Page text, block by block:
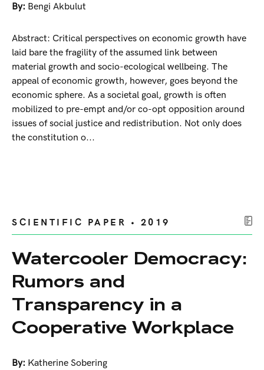
By: Bengi Akbulut
Abstract: Critical perspectives on economic growth have
laid bare the fragility of the assumed link between
material growth and socio-ecological wellbeing. The
appeal of economic growth, however, goes beyond the
economic sphere. As a societal goal, growth is often
mobilized to pre-empt and/or co-opt opposition around
issues of social justice and redistribution. Not only does
the constitution o...
SCIENTIFIC PAPER • 2019
Watercooler Democracy:
Rumors and
Transparency in a
Cooperative Workplace
By: Katherine Sobering